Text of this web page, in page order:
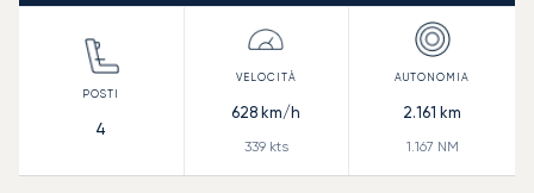
4
628 km/h
339kts
2.161 km
1.167 NM